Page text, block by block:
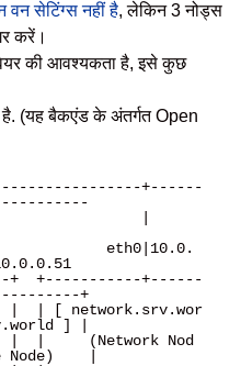
वन सेटिंग्स नहीं है, लेकिन 3 नोड्स
करें।
की आवश्यकता है, इसे कुछ
(यह बैकएंड के अंतर्गत Open
+------
+-----------+------
+
| [ network.srv.wor
] |
|  |     (Network Nod
|